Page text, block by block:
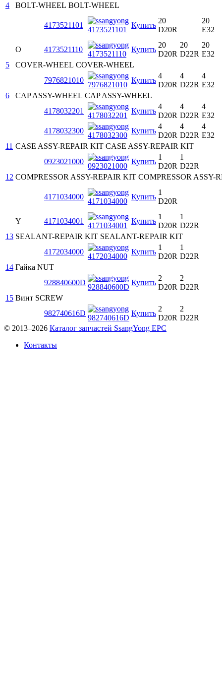
4
BOLT-WHEEL BOLT-WHEEL
4173521101 Купить
20
D20R
20
E32
O 4173521110 Купить
20
D20R
20
D22R
20
E32
5
COVER-WHEEL COVER-WHEEL
7976821010
Купить
4
D20R
4
D22R
4
E32
6
CAP ASSY-WHEEL CAP ASSY-WHEEL
4178032201
Купить
4
D20R
4
D22R
4
E32
4178032300
Купить
4
D20R
4
D22R
4
E32
11 CASE ASSY-REPAIR KIT CASE ASSY-REPAIR KIT
0923021000
Купить
1
D20R
1
D22R
12 COMPRESSOR ASSY-REPAIR KIT COMPRESSOR ASSY-
4171034000 Купить
1
D20R
Y 4171034001 Купить
1
D20R
1
D22R
13 SEALANT-REPAIR KIT SEALANT-REPAIR KIT
4172034000
Купить
1
D20R
1
D22R
14 Гайка NUT
928840600D
Купить
2
D20R
2
D22R
15 Винт SCREW
982740616D
Купить
2
D20R
2
D22R
© 2013–2026 Каталог запчастей SsangYong EPC
Контакты